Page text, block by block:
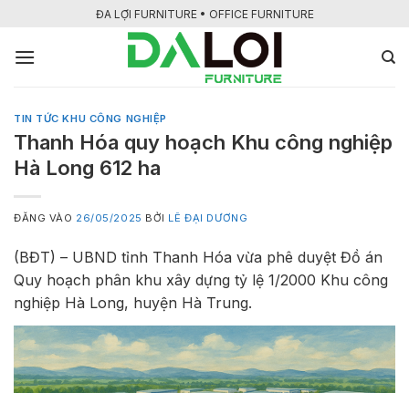
nội
ĐA LỢI FURNITURE • OFFICE FURNITURE
TIN TỨC KHU CÔNG NGHIỆP
Thanh Hóa quy hoạch Khu công nghiệp
Hà Long 612 ha
ĐĂNG VÀO 26/05/2025 BỞI LÊ ĐẠI DƯƠNG
(BĐT) – UBND tỉnh Thanh Hóa vừa phê duyệt Đồ án
Quy hoạch phân khu xây dựng tỷ lệ 1/2000 Khu công
nghiệp Hà Long, huyện Hà Trung.